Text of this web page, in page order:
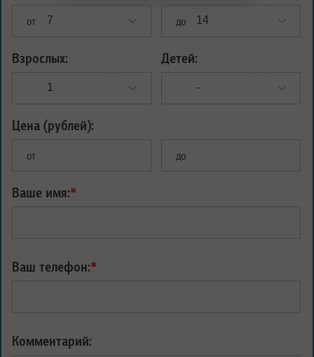
от до
Взрослых: Детей:
Цена (рублей):
от до
Ваше имя:*
Ваш телефон:*
Комментарий: